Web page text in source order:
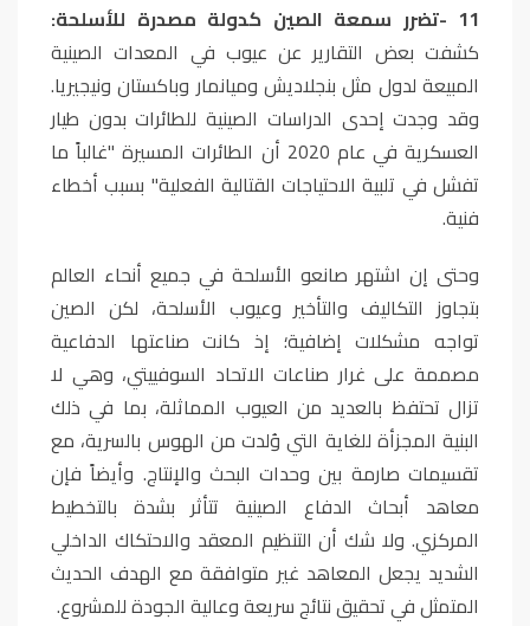
11
-تضرر سمعة الصين كدولة مصدرة للأسلحة:
كشفت بعض التقارير عن عيوب في المعدات الصينية
المبيعة لدول مثل بنجلاديش وميانمار وباكستان ونيجيريا.
وقد وجدت إحدى الدراسات الصينية للطائرات بدون طيار
العسكرية في عام 2020 أن الطائرات المسيرة "غالباً ما
تفشل في تلبية الاحتياجات القتالية الفعلية" بسبب أخطاء
فنية.
وحتى إن اشتهر صانعو الأسلحة في جميع أنحاء العالم
بتجاوز التكاليف والتأخير وعيوب الأسلحة، لكن الصين
تواجه مشكلات إضافية؛ إذ كانت صناعتها الدفاعية
مصممة على غرار صناعات الاتحاد السوفييتي، وهي لا
تزال تحتفظ بالعديد من العيوب المماثلة، بما في ذلك
البنية المجزأة للغاية التي وُلدت من الهوس بالسرية، مع
تقسيمات صارمة بين وحدات البحث والإنتاج. وأيضاً فإن
معاهد أبحاث الدفاع الصينية تتأثر بشدة بالتخطيط
المركزي. ولا شك أن التنظيم المعقد والاحتكاك الداخلي
الشديد يجعل المعاهد غير متوافقة مع الهدف الحديث
المتمثل في تحقيق نتائج سريعة وعالية الجودة للمشروع.